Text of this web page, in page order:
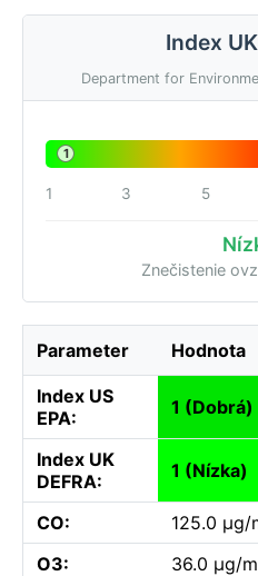
Index
Department for
1
1 3 5
Znečistenie
Parameter Hodnota
Index US
EPA:
1 (Dobrá)
Index UK
DEFRA:
1 (Nízka)
CO:
125.0 µg/
O3:
36.0 µg/